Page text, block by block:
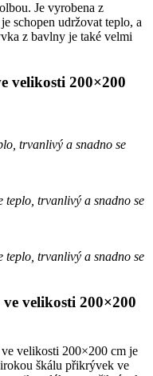
Je vyrobena z
schopen udržovat teplo, a
z bavlny je také velmi
velikosti 200×200
trvanlivý a snadno se
trvanlivý a snadno se
trvanlivý a snadno se
velikosti 200×200
velikosti 200×200 cm je
škálu přikrývek ve